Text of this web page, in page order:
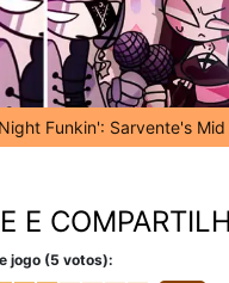
Funkin': Sarvente's
E
jogo (5 votos):